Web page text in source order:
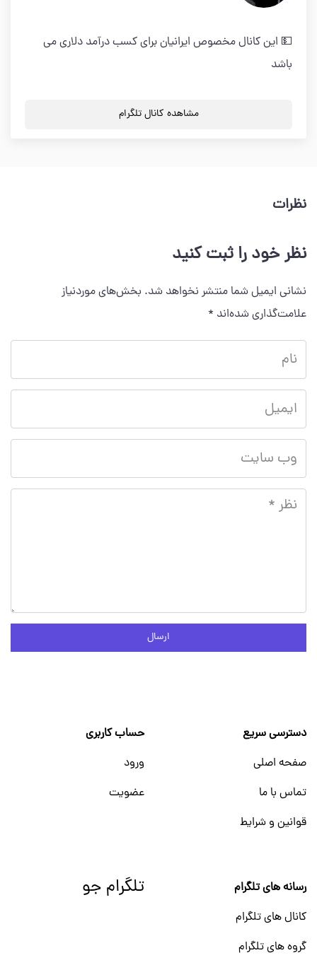
💵 این کانال مخصوص ایرانیان برای کسب درآمد دلاری می
باشد
مشاهده کانال تلگرام
نظرات
نظر خود را ثبت کنید
نشانی ایمیل شما منتشر نخواهد شد. بخش‌های موردنیاز
علامت‌گذاری شده‌اند *
ارسال
دسترسی سریع
صفحه اصلی
تماس با ما
قوانین و شرایط
حساب کاربری
ورود
عضویت
رسانه های تلگرام
کانال های تلگرام
گروه های تلگرام
تلگرام جو